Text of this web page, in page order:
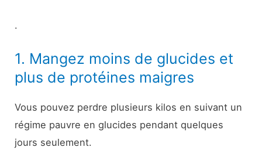
.
1. Mangez moins de glucides et
plus de protéines maigres
Vous pouvez perdre plusieurs kilos en suivant un
régime pauvre en glucides pendant quelques
jours seulement.